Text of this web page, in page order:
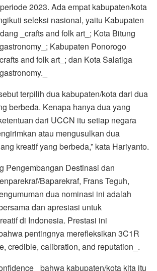
2023. Ada empat kabupaten/kota
seleksi nasional, yaitu Kabupaten
_crafts and folk art_; Kota Bitung
Kabupaten Ponorogo
and folk art_; dan Kota Salatiga
terpilih dua kabupaten/kota dari dua
berbeda. Kenapa hanya dua yang
dari UCCN itu setiap negara
atau mengusulkan dua
kreatif yang berbeda,” kata Hariyanto.
Pengembangan Destinasi dan
Baparekraf, Frans Teguh,
dua nominasi ini adalah
dan apresiasi untuk
di Indonesia. Prestasi ini
pentingnya merefleksikan 3C1R
credible, calibration, and reputation_.
bahwa kabupaten/kota kita itu